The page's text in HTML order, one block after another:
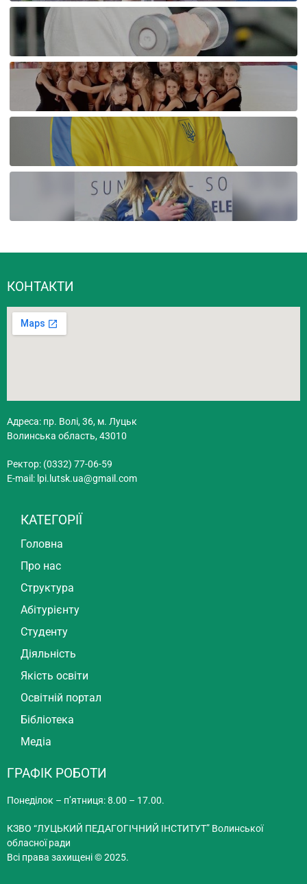
КОНТАКТИ
Адреса: пр. Волі, 36, м. Луцьк
Волинська область, 43010
Ректор: (0332) 77-06-59
E-mail: lpi.lutsk.ua@gmail.com
КАТЕГОРІЇ
Головна
Про нас
Структура
Абітурієнту
Студенту
Діяльність
Якість освіти
Освітній портал
Бібліотека
Медіа
ГРАФІК РОБОТИ
Понеділок – п’ятниця: 8.00 – 17.00.
КЗВО “ЛУЦЬКИЙ ПЕДАГОГІЧНИЙ ІНСТИТУТ” Волинської
обласної ради
Всі права захищені © 2025.